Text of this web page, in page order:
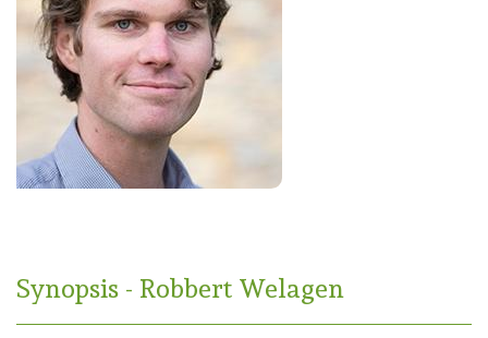
Synopsis - Robbert Welagen